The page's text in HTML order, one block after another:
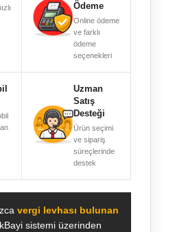
Ödeme
Online ödeme
ve farklı
ödeme
seçenekleri
Uzman
Satış
Desteği
Ürün seçimi
ve sipariş
süreçlerinde
destek
vergi levhası bulunan
sistemi üzerinden